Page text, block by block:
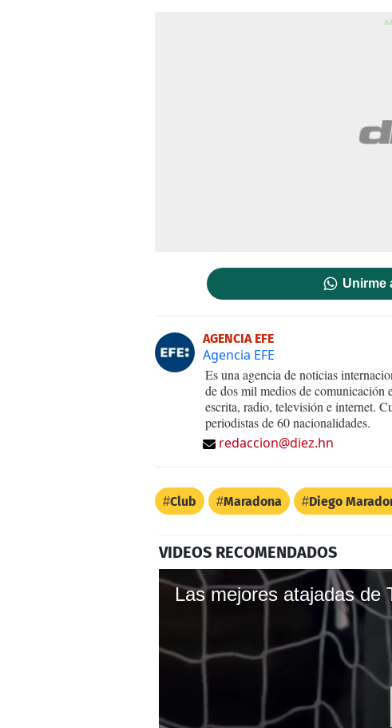
Unirme
AGENCIA EFE
Agencia EFE
Es una agencia de noticias
de dos mil medios de comunicación
escrita, radio, televisión e internet.
periodistas de 60 nacionalidades.
redaccion@diez.hn
Club Maradona Diego
VIDEOS RECOMENDADOS